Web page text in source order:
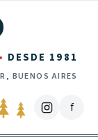
DESDE 1981
BUENOS AIRES
f